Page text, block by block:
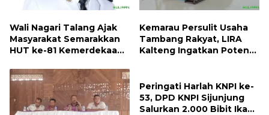
Wali Nagari Talang Ajak
Masyarakat Semarakkan
HUT ke-81 Kemerdekaan
Bendera Merah Putih
Kemarau Persulit Usaha
Tambang Rakyat, LIRA
Kalteng Ingatkan Potensi
Peringati Harlah KNPI ke-
53, DPD KNPI Sijunjung
Salurkan 2.000 Bibit Ikan